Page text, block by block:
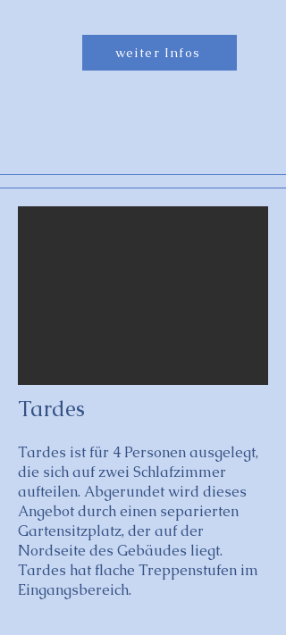
weiter Infos
Tardes
Tardes ist für 4 Personen ausgelegt,
die sich auf zwei Schlafzimmer
aufteilen. Abgerundet wird dieses
Angebot durch einen separierten
Gartensitzplatz, der auf der
Nordseite des Gebäudes liegt.
Tardes hat flache Treppenstufen im
Eingangsbereich.